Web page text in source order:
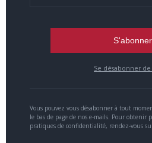
Se désabonner de
Vous pouvez vous désabonner à tout
le bas de page de nos e-mails. Pour obtenir
pratiques de confidentialité, rendez-vous